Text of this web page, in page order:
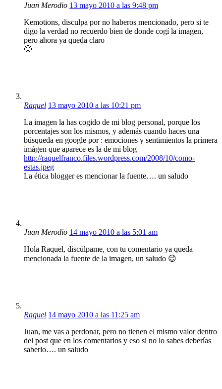
Juan Merodio 13 mayo 2010 a las 9:48 pm
Kemotions, disculpa por no haberos mencionado, pero si te
digo la verdad no recuerdo bien de donde cogí la imagen,
pero ahora ya queda claro
🙂
Raquel 13 mayo 2010 a las 10:21 pm
La imagen la has cogido de mi blog personal, porque los
porcentajes son los mismos, y además cuando haces una
búsqueda en google por : emociones y sentimientos la primera
imágen que aparece es la de mi blog
http://raquelfranco.files.wordpress.com/2008/10/como-
estas.jpeg
La ética blogger es mencionar la fuente…. un saludo
Juan Merodio 14 mayo 2010 a las 5:01 am
Hola Raquel, discúlpame, con tu comentario ya queda
mencionada la fuente de la imagen, un saludo 😉
Raquel 14 mayo 2010 a las 11:25 am
Juan, me vas a perdonar, pero no tienen el mismo valor dentro
del post que en los comentarios y eso si no lo sabes deberías
saberlo…. un saludo